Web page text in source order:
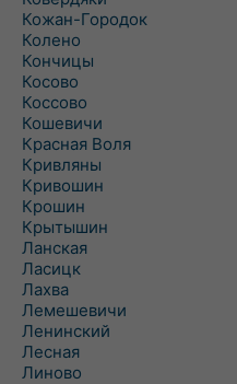
Кожан-Городок
Колено
Кончицы
Косово
Коссово
Кошевичи
Красная Воля
Кривляны
Кривошин
Крошин
Крытышин
Ланская
Ласицк
Лахва
Лемешевичи
Ленинский
Лесная
Линово